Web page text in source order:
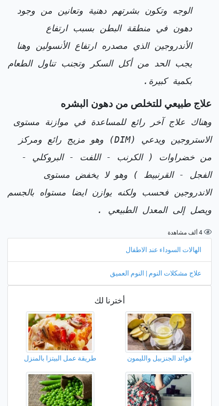
الوجه وتكون بشرتهم دهنية وتعانين من وجود
دهون في منطقة البطن بسبب ارتفاع
الأندروجين الذي مصدره ارتفاع الأنسولين وهنا
يجب الحد من أكل السكر وتجنب تناول الطعام
بكمية كبيرة.
علاج طبيعي للتخلص من دهون البشره
وهناك علاج آخر رائع للمساعدة في موازنة مستوى
الاستروجين ويدعي (DIM) وهو مزيج رائع ومركز
من خضراوات ( الكرنب - اللفت - البروكلي -
الفجل - القرنبيط ) وهو لا يخفض مستوى
الاندروجين فحسب ولكنه يوازن ايضا مستواه بالجسم
ويصل إلى المعدل الطبيعي .
4 ألف مشاهدة
الهالات السوداء عند الاطفال
علاج مشكلات النوم | النوم العميق
أخترنا لك
فوائد الجنزبيل والليمون طريقة عمل البيتزا بالمنزل